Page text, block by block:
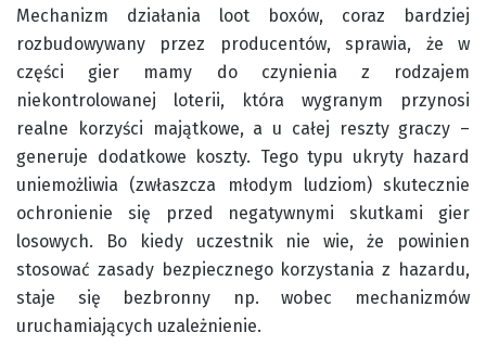
Mechanizm działania loot boxów, coraz bardziej
rozbudowywany przez producentów, sprawia, że w
części gier mamy do czynienia z rodzajem
niekontrolowanej loterii, która wygranym przynosi
realne korzyści majątkowe, a u całej reszty graczy –
generuje dodatkowe koszty. Tego typu ukryty hazard
uniemożliwia (zwłaszcza młodym ludziom) skutecznie
ochronienie się przed negatywnymi skutkami gier
losowych. Bo kiedy uczestnik nie wie, że powinien
stosować zasady bezpiecznego korzystania z hazardu,
staje się bezbronny np. wobec mechanizmów
uruchamiających uzależnienie.